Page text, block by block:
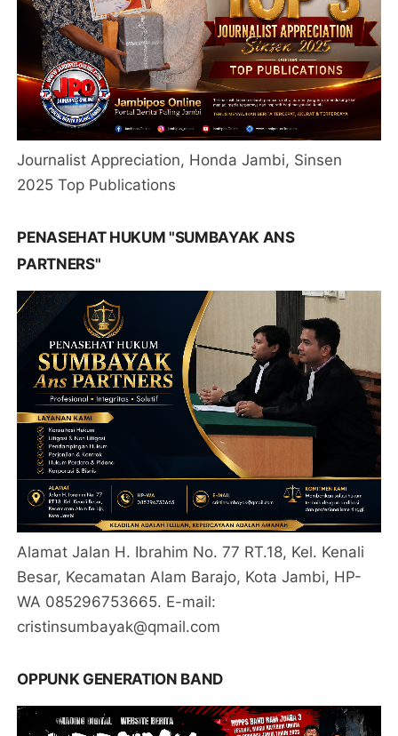
Journalist Appreciation, Honda Jambi, Sinsen
2025 Top Publications
PENASEHAT HUKUM "SUMBAYAK ANS
PARTNERS"
Alamat Jalan H. Ibrahim No. 77 RT.18, Kel. Kenali
Besar, Kecamatan Alam Barajo, Kota Jambi, HP-
WA 085296753665. E-mail:
cristinsumbayak@qmail.com
OPPUNK GENERATION BAND